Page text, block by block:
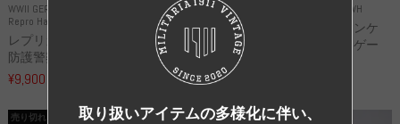
WWII GERMANY
Repro Hat and Cap Police and other
レプリカ ドイツ秩序警察 都市
防護警察 クラッシュキャップ...
¥9,900
WWII GERMANY Repro Uniforms WH
レプリカ ミヒャエル・ヤンケ
製 国家元帥 ヘルマン・ゲー
リ...
¥55,000
売り切れ 売り切れ
取り扱いアイテムの多様化に伴い、